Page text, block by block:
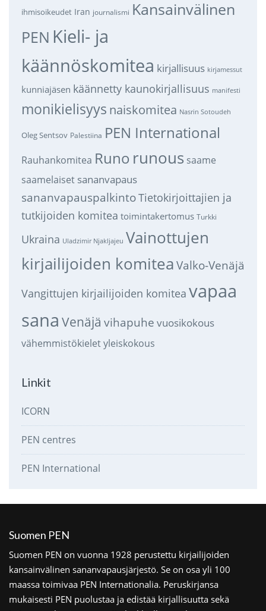
ihmisoikeudet Iran journalismi Kansainvälinen
PEN Kieli- ja
käännöskomitea kirjallisuus kirjamessut
kunniajäsen käännetty kaunokirjallisuus manifesti
monikielisyys naiskomitea Nasrin Sotoudeh
Oleg Sentsov Palestiina PEN International
Rauhankomitea Runo runous saame
saamelaiset sananvapaus
sananvapauspalkintoTietokirjoittajien ja
tutkijoiden komitea toimintakertomus Turkki
Ukraina Uladzimir Njakljajeu Vainottujen
kirjailijoiden komitea Valko-Venäjä
Vangittujen kirjailijoiden komitea vapaa
sana Venäjä vihapuhe vuosikokous
vähemmistökieletyleiskokous
Linkit
ICORN
PEN centres
PEN International
Suomen PEN
Suomen PEN on vuonna 1928 perustettu kirjailijoiden
kansainvälinen sananvapausjärjestö. Se on osa yli 100
maassa toimivaa PEN Internationalia. Peruskirjansa
mukaisesti PEN puolustaa ja edistää kirjallisuutta sekä